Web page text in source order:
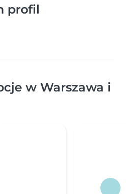
profil
w Warszawa i